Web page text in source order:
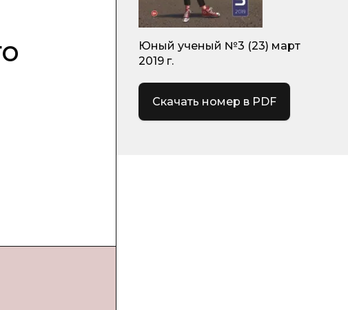
Юный ученый №3 (23) март
2019 г.
Скачать номер в PDF